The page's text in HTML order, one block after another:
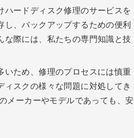
ハードディスク修理のサービスを
、バックアップするための便利
な際には、私たちの専門知識と技
いため、修理のプロセスには慎重
スクの様々な問題に対処してき
メーカーやモデルであっても、安